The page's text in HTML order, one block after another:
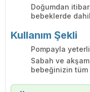
Doğumdan
bebeklerde
Kullanım Şekli
Pompayla
Sabah ve
bebeğinizin tüm